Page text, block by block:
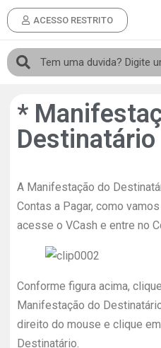
ACESSO RESTRITO
*
Destinatário
A Manifestação do
Contas a Pagar, como
acesse o VCash e entre no
Conforme figura acima,
Manifestação do
direito do mouse e clique
Destinatário.